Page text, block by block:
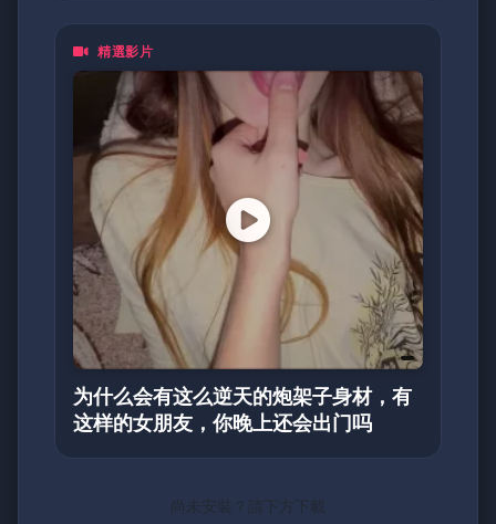
精選影片
为什么会有这么逆天的炮架子身材，有
这样的女朋友，你晚上还会出门吗
尚未安裝？請下方下載